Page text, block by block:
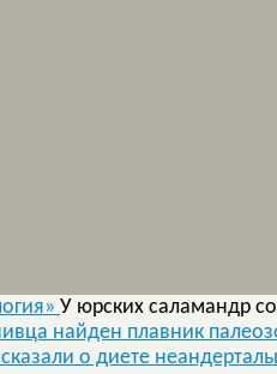
У юрских саламандр
найден плавник
о диете